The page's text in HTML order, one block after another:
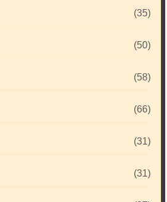
(35)
(50)
(58)
(66)
(31)
(31)